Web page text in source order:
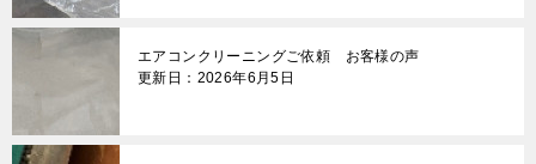
エアコンクリーニングご依頼 お客様の声
更新日：2026年6月5日